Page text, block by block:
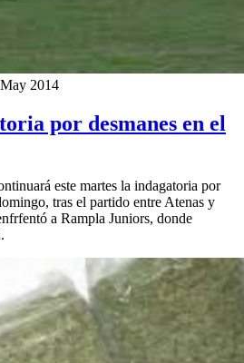
2014
por desmanes en el
este martes la indagatoria por
tras el partido entre Atenas y
a Rampla Juniors, donde